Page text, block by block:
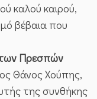
καλού καιρού,
βέβαια που
των Πρεσπών
Θάνος Χούπης,
της συνθήκης